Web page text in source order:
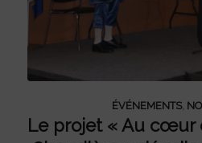
ÉVÉNEMENTS,
Le projet « Au cœur